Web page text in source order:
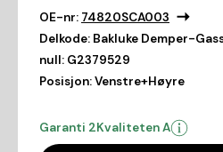
OE-nr: 74820SCA003
Delkode: Bakluke Demper-
null: G2379529
Posisjon:Venstre+Høyre
Garanti 2Kvaliteten A